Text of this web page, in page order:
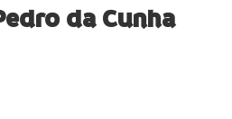
da Cunha